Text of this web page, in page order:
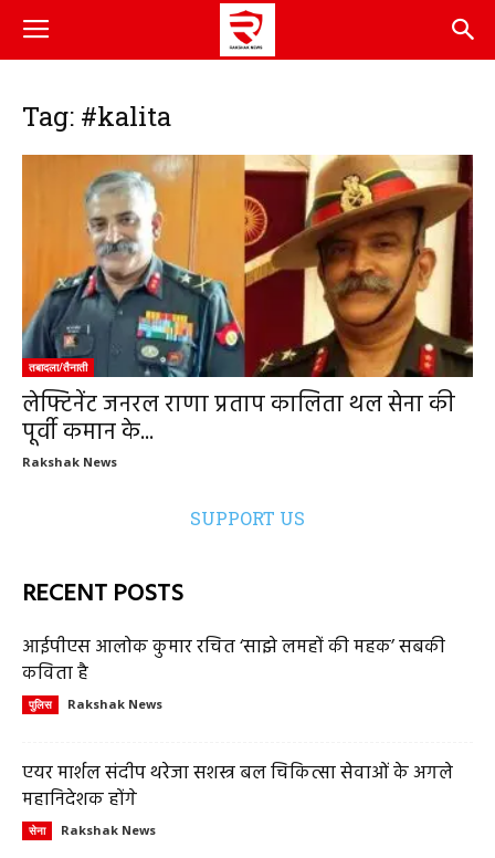
Tag: #kalita
तबादला/तैनाती
लेफ्टिनेंट जनरल राणा प्रताप कालिता थल सेना की
पूर्वी कमान के...
Rakshak News
SUPPORT US
RECENT POSTS
आईपीएस आलोक कुमार रचित ‘साझे लमहों की महक’ सबकी
कविता है
पुलिस Rakshak News
एयर मार्शल संदीप थरेजा सशस्त्र बल चिकित्सा सेवाओं के अगले
महानिदेशक होंगे
सेना Rakshak News